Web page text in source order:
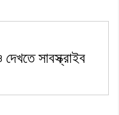
সাবস্ক্রাইব